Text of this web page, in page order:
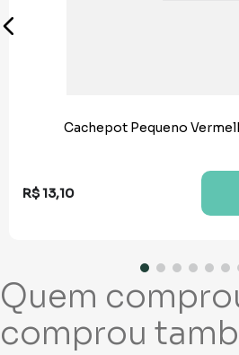
Cachepot Pequeno
R$13,10
Quem
comprou